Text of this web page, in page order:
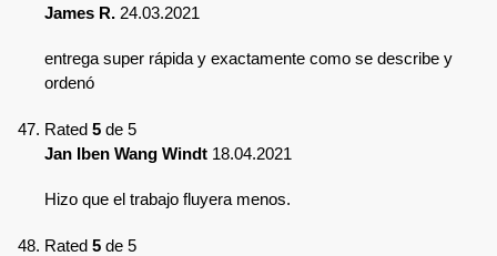
James R. 24.03.2021
entrega super rápida y exactamente como se describe y
ordenó
Rated 5 de 5
Jan Iben Wang Windt 18.04.2021
Hizo que el trabajo fluyera menos.
Rated 5 de 5